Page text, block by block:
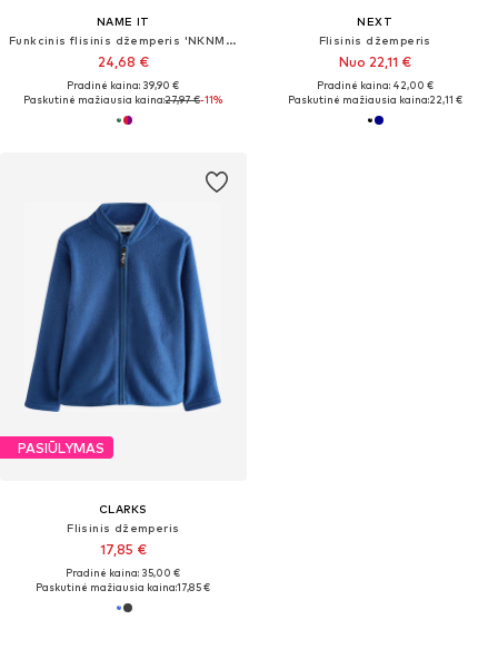
NAME IT
Funkcinis flisinis džemperis 'NKNMove03'
24,68 €
Pradinė kaina: 39,90 €
Paskutinė mažiausia kaina:27,97 €-11%
NEXT
Flisinis džemperis
Nuo 22,11 €
Pradinė kaina: 42,00 €
Paskutinė mažiausia kaina:22,11 €
PASIŪLYMAS
CLARKS
Flisinis džemperis
17,85 €
Pradinė kaina: 35,00 €
Paskutinė mažiausia kaina:17,85 €